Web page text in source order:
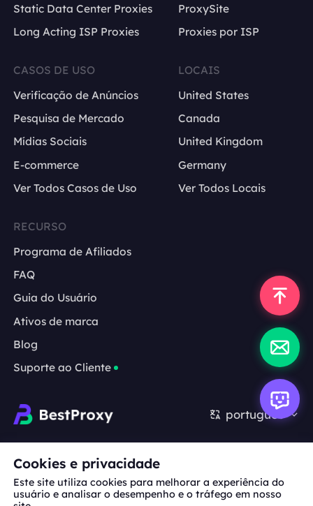
Static Data Center Proxies
Long Acting ISP Proxies
ProxySite
Proxies por ISP
CASOS DE USO
Verificação de Anúncios
Pesquisa de Mercado
Mídias Sociais
E-commerce
Ver Todos Casos de Uso
LOCAIS
United States
Canada
United Kingdom
Germany
Ver Todos Locais
RECURSO
Programa de Afiliados
FAQ
Guia do Usuário
Ativos de marca
Blog
Suporte ao Cliente
português
Cooperação:michael.wang@bestproxy.com
Cookies e privacidade
Este site utiliza cookies para melhorar a experiência do
usuário e analisar o desempenho e o tráfego em nosso